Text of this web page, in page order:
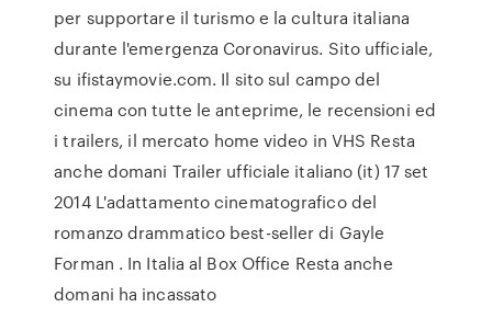
per supportare il turismo e la cultura italiana
durante l'emergenza Coronavirus. Sito ufficiale,
su ifistaymovie.com. Il sito sul campo del
cinema con tutte le anteprime, le recensioni ed
i trailers, il mercato home video in VHS Resta
anche domani Trailer ufficiale italiano (it) 17 set
2014 L'adattamento cinematografico del
romanzo drammatico best-seller di Gayle
Forman . In Italia al Box Office Resta anche
domani ha incassato